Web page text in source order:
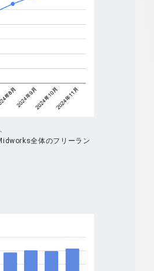
全体のフリーラン